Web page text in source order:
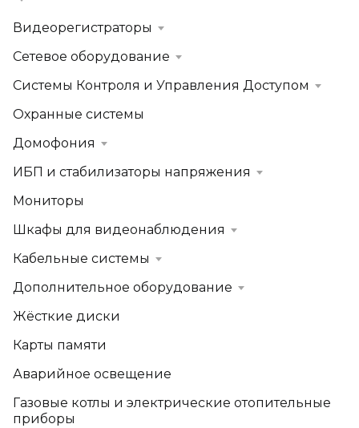
Видеорегистраторы
Сетевое оборудование
Системы Контроля и Управления Доступом
Охранные системы
Домофония
ИБП и стабилизаторы напряжения
Мониторы
Шкафы для видеонаблюдения
Кабельные системы
Дополнительное оборудование
Жёсткие диски
Карты памяти
Аварийное освещение
Газовые котлы и электрические отопительные
приборы